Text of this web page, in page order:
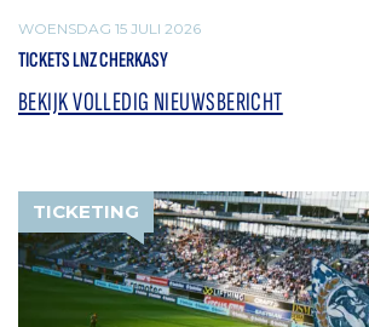
WOENSDAG 15 JULI 2026
TICKETS LNZ CHERKASY
BEKIJK VOLLEDIG NIEUWSBERICHT
TICKETING